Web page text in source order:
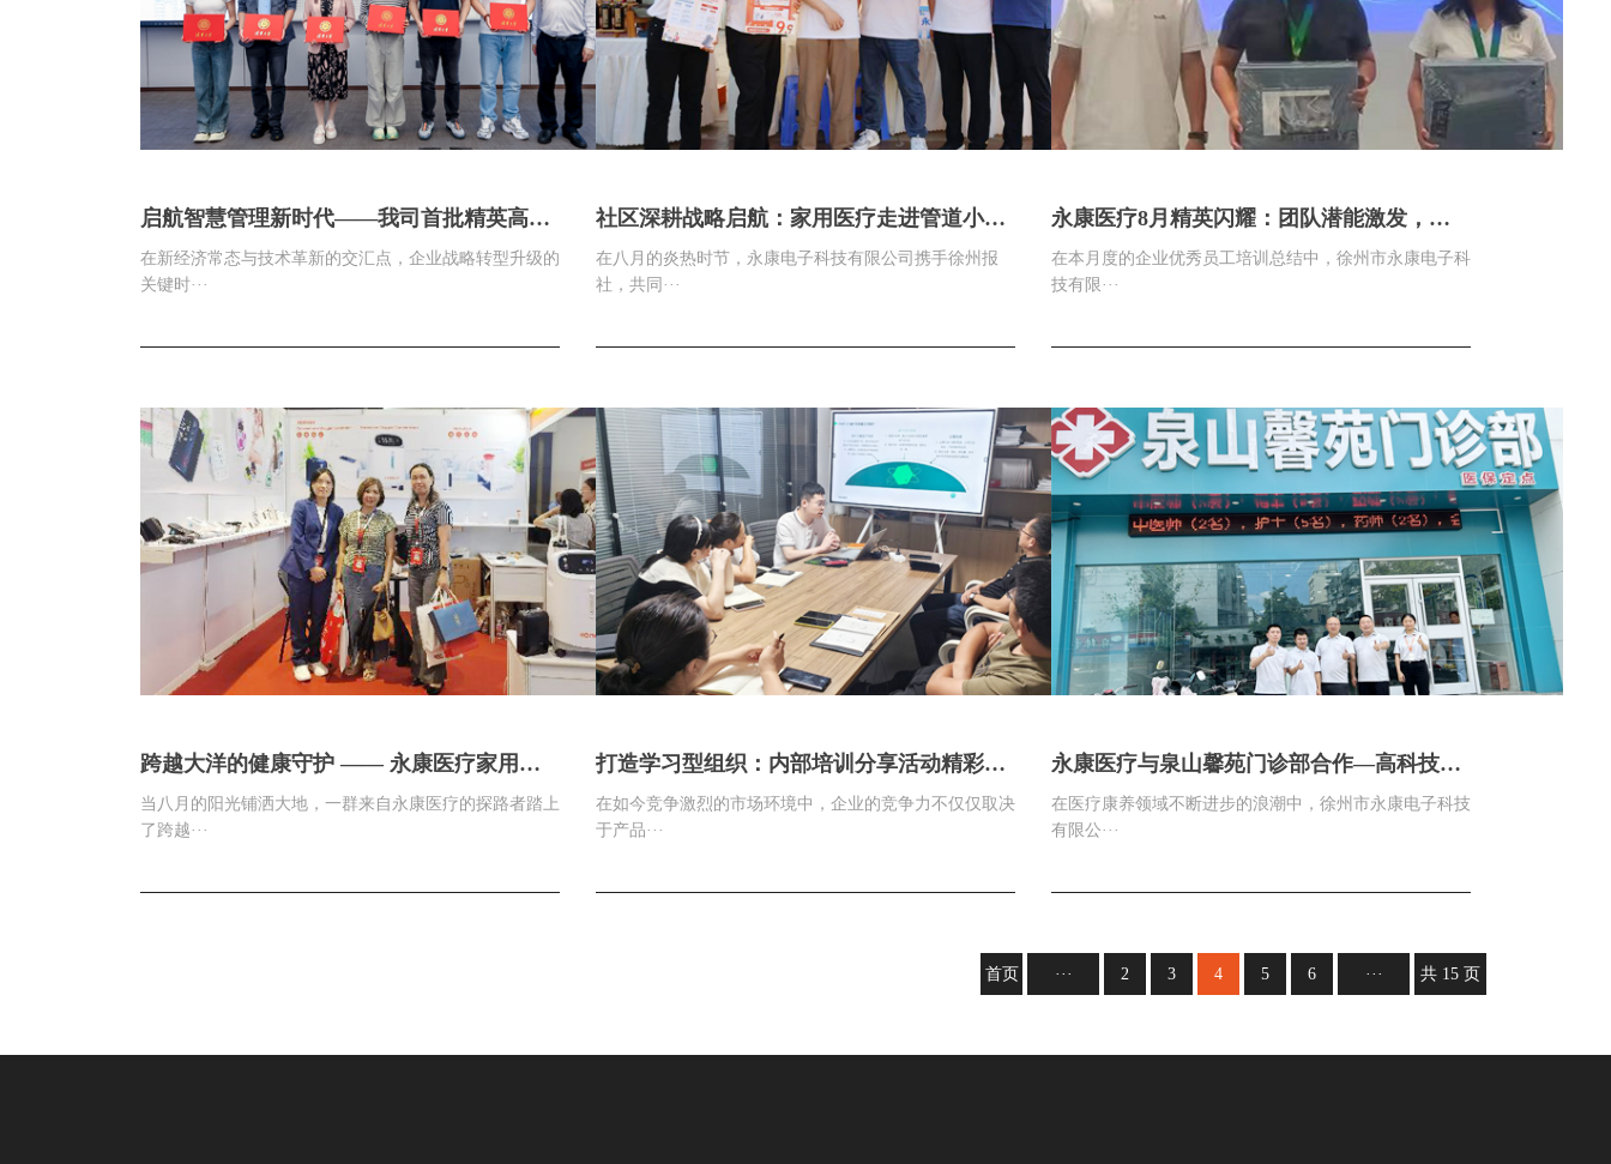
启航智慧管理新时代——我司首批精英高管
荣膺清华大学“卓越经理人”桂冠
在新经济常态与技术革新的交汇点，企业战略转型升级的
关键时···
社区深耕战略启航：家用医疗走进管道小
区，共筑健康生活新篇章
在八月的炎热时节，永康电子科技有限公司携手徐州报
社，共同···
永康医疗8月精英闪耀：团队潜能激发，共
创卓越成就
在本月度的企业优秀员工培训总结中，徐州市永康电子科
技有限···
跨越大洋的健康守护 —— 永康医疗家用团
队菲律宾征程记实
当八月的阳光铺洒大地，一群来自永康医疗的探路者踏上
了跨越···
打造学习型组织：内部培训分享活动精彩不
停！
在如今竞争激烈的市场环境中，企业的竞争力不仅仅取决
于产品···
永康医疗与泉山馨苑门诊部合作—高科技康
养理疗仪器入驻社区医疗，提升康复服务新
高度
在医疗康养领域不断进步的浪潮中，徐州市永康电子科技
有限公···
首页 ··· 2 3 4 5 6 ··· 共 15 页